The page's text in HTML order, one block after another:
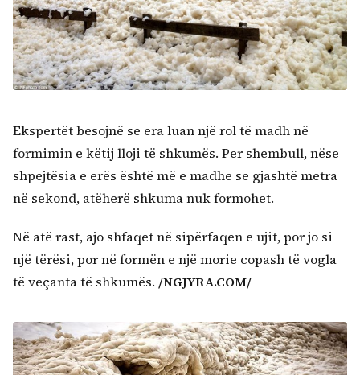
Ekspertët besojnë se era luan një rol të madh në
formimin e këtij lloji të shkumës. Per shembull, nëse
shpejtësia e erës është më e madhe se gjashtë metra
në sekond, atëherë shkuma nuk formohet.
Në atë rast, ajo shfaqet në sipërfaqen e ujit, por jo si
një tërësi, por në formën e një morie copash të vogla
të veçanta të shkumës. /NGJYRA.COM/